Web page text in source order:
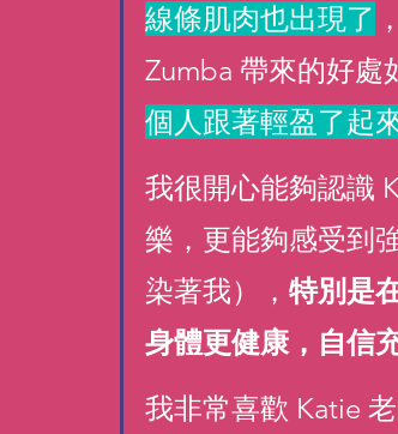
線條肌肉也出現了
Zumba 帶來的好
個人跟著輕盈了起
我很開心能夠認識
樂，更能夠感受到
染著我）， 特別是
身體更健康，自信充
我非常喜歡 Katie